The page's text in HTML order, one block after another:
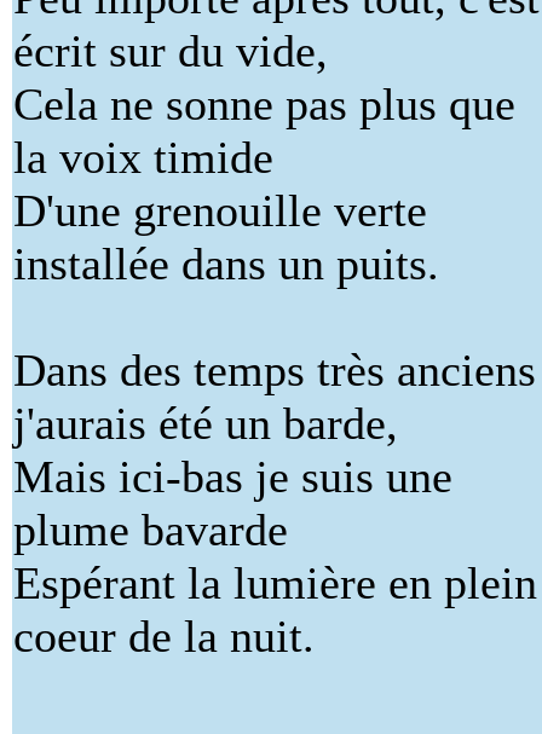
écrit sur du vide,
Cela ne sonne pas plus que
la voix timide
D'une grenouille verte
installée dans un puits.
Dans des temps très anciens
j'aurais été un barde,
Mais ici-bas je suis une
plume bavarde
Espérant la lumière en plein
coeur de la nuit.